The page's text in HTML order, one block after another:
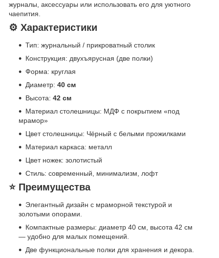
журналы, аксессуары или использовать его для уютного
чаепития.
⚙️ Характеристики
Тип: журнальный / прикроватный столик
Конструкция: двухъярусная (две полки)
Форма: круглая
Диаметр: 40 см
Высота: 42 см
Материал столешницы: МДФ с покрытием «под
мрамор»
Цвет столешницы: Чёрный с белыми прожилками
Материал каркаса: металл
Цвет ножек: золотистый
Стиль: современный, минимализм, лофт
⭐ Преимущества
Элегантный дизайн с мраморной текстурой и
золотыми опорами.
Компактные размеры: диаметр 40 см, высота 42 см
— удобно для малых помещений.
Две функциональные полки для хранения и декора.